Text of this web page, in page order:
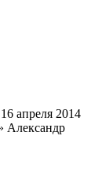
апреля 2014
Александр